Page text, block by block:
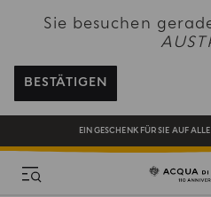
Sie besuchen
BESTÄTIGEN
REGISTRIEREN SIE SICH UND
EIN GESCHENK FÜR SIE AUF